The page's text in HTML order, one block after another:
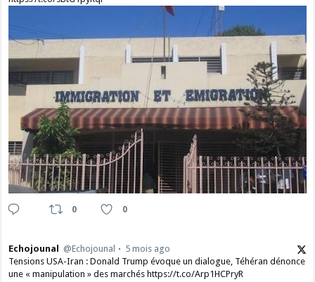
0 0
Echojounal @Echojounal
5 mois ago
Tensions USA-Iran : Donald Trump évoque un dialogue, Téhéran dénonce
une « manipulation » des marchés https://t.co/Arp1HCPryR